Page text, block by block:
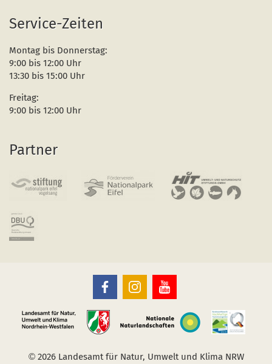
Service-Zeiten
Montag bis Donnerstag:
9:00 bis 12:00 Uhr
13:30 bis 15:00 Uhr
Freitag:
9:00 bis 12:00 Uhr
Partner
Nationalpark
Eifel
auf
der
Link
öffnet
im
neuen
Nationalpark
Eifel
auf
der
Link
neuen
Nationalpark
Eifel
auf
der
Link
öffnet
im
neuen
©2026 Landesamt für Natur, Umwelt und Klima NRW